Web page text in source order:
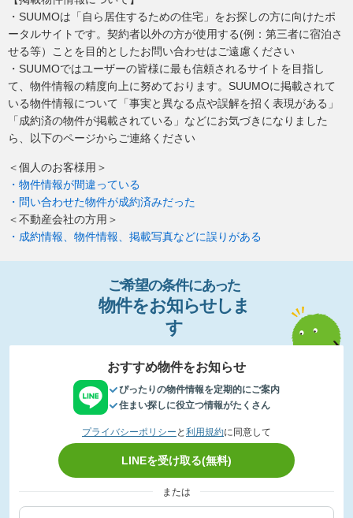
・SUUMOは「自ら居住するための住宅」をお探しの方に向けたポ
ータルサイトです。契約者以外の方が使用する(例：第三者に宿泊さ
せる等）ことを目的としたお問い合わせはご遠慮ください
・SUUMOではユーザーの皆様に最も信頼されるサイトを目指し
て、物件情報の精度向上に努めております。SUUMOに掲載されて
いる物件情報について「事実と異なる点や誤解を招く表現がある」
「成約済の物件が掲載されている」などにお気づきになりました
ら、以下のページからご連絡ください
＜個人のお客様用＞
・物件情報が間違っている
・問い合わせた物件が成約済みだった
＜不動産会社の方用＞
・成約情報、物件情報、掲載写真などに誤りがある
ご希望の条件にあった
物件をお知らせし ま
す
おすすめ物件をお知らせ
ぴったりの物件情報を定期的にご案内
住まい探しに役立つ情報がたくさん
プライバシーポリシー と 利用規約に同意して
LINEを受け取る(無料)
または